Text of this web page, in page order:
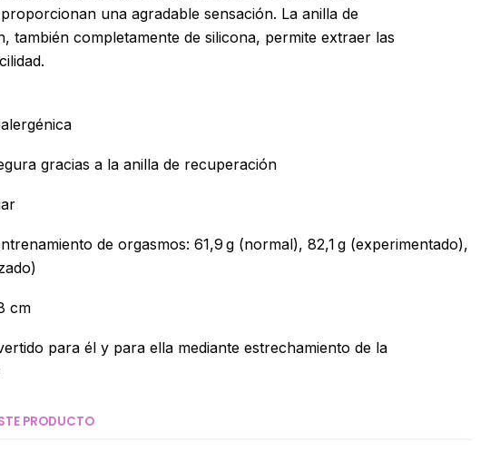
una agradable sensación. La anilla de
también completamente de silicona, permite extraer las
gracias a la anilla de recuperación
de orgasmos: 61,9 g (normal), 82,1 g (experimentado),
cm
para él y para ella mediante estrechamiento de la
PRODUCTO